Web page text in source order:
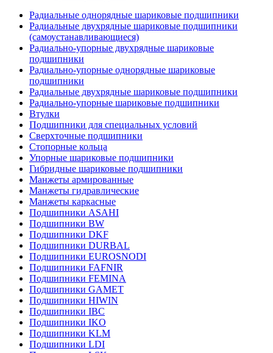
Радиальные однорядные шариковые подшипники
Радиальные двухрядные шариковые подшипники
(самоустанавливающиеся)
Радиально-упорные двухрядные шариковые
подшипники
Радиально-упорные однорядные шариковые
подшипники
Радиальные двухрядные шариковые подшипники
Радиально-упорные шариковые подшипники
Втулки
Подшипники для специальных условий
Сверхточные подшипники
Стопорные кольца
Упорные шариковые подшипники
Гибридные шариковые подшипники
Манжеты армированные
Манжеты гидравлические
Манжеты каркасные
Подшипники ASAHI
Подшипники BW
Подшипники DKF
Подшипники DURBAL
Подшипники EUROSNODI
Подшипники FAFNIR
Подшипники FEMINA
Подшипники GAMET
Подшипники HIWIN
Подшипники IBC
Подшипники IKO
Подшипники KLM
Подшипники LDI